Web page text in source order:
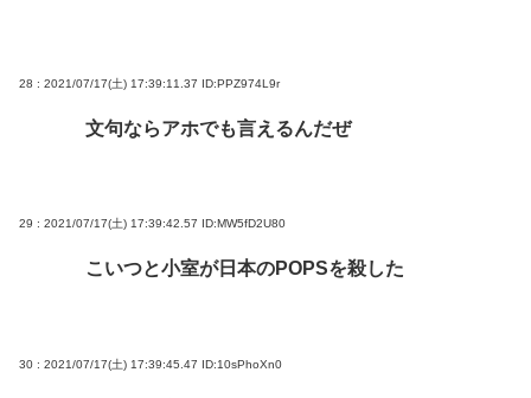
28 : 2021/07/17(土) 17:39:11.37 ID:PPZ974L9r
文句ならアホでも言えるんだぜ
29 : 2021/07/17(土) 17:39:42.57 ID:MW5fD2U80
こいつと小室が日本のPOPSを殺した
30 : 2021/07/17(土) 17:39:45.47 ID:10sPhoXn0